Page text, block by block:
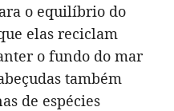
o equilíbrio do
elas reciclam
o fundo do mar
também
de espécies